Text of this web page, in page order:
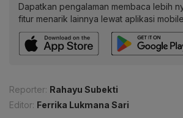
Dapatkan pengalaman membaca lebih
fitur menarik lainnya lewat aplikasi
Reporter: Rahayu Subekti
Editor: Ferrika Lukmana Sari